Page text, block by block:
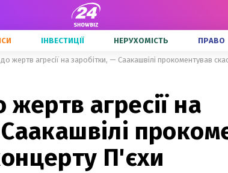
ІНВЕСТИЦІЇ НЕРУХОМІСТЬ ПРАВО
жертв агресії на заробітки, — Саакашвілі прокоментував
жертв агресії на
П'єхи